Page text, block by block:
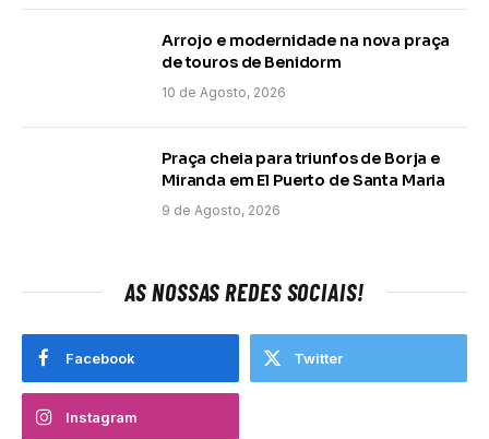
Arrojo e modernidade na nova praça
de touros de Benidorm
10 de Agosto, 2026
Praça cheia para triunfos de Borja e
Miranda em El Puerto de Santa Maria
9 de Agosto, 2026
AS NOSSAS REDES SOCIAIS!
Facebook Twitter
Instagram